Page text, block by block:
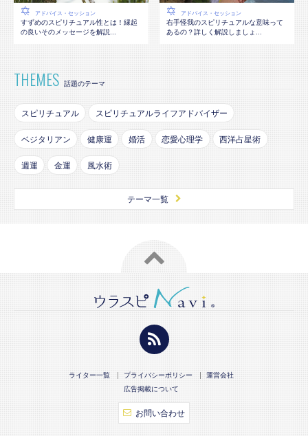
アドバイス・セッション
すずめのスピリチュアル性とは！縁起
の良いそのメッセージを解説...
アドバイス・セッション
右手怪我のスピリチュアルな意味って
あるの？詳しく解説しましょ...
THEMES 話題のテーマ
スピリチュアル スピリチュアルライフアドバイザー
ベジタリアン 健康運 婚活 恋愛心理学 西洋占星術
週運 金運 風水術
テーマ一覧
ライター一覧 プライバシーポリシー
運営会社
広告掲載について
お問い合わせ